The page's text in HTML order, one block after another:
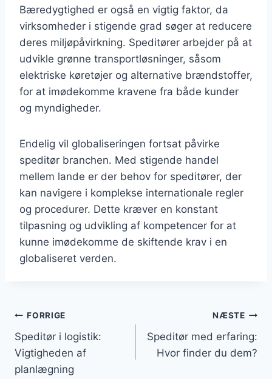
Bæredygtighed er også en vigtig faktor, da
virksomheder i stigende grad søger at reducere
deres miljøpåvirkning. Speditører arbejder på at
udvikle grønne transportløsninger, såsom
elektriske køretøjer og alternative brændstoffer,
for at imødekomme kravene fra både kunder
og myndigheder.
Endelig vil globaliseringen fortsat påvirke
speditør branchen. Med stigende handel
mellem lande er der behov for speditører, der
kan navigere i komplekse internationale regler
og procedurer. Dette kræver en konstant
tilpasning og udvikling af kompetencer for at
kunne imødekomme de skiftende krav i en
globaliseret verden.
Indlægsnavigation
FORRIGE
Speditør i logistik:
Vigtigheden af
planlægning
NÆSTE
Speditør med erfaring:
Hvor finder du dem?